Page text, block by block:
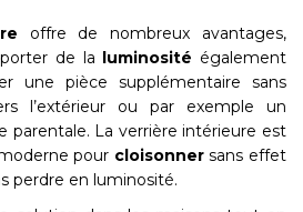
offre de nombreux avantages,
de la luminosité également
une pièce supplémentaire sans
l’extérieur ou par exemple un
parentale. La verrière intérieure est
pour cloisonnersans effet
perdre en luminosité.